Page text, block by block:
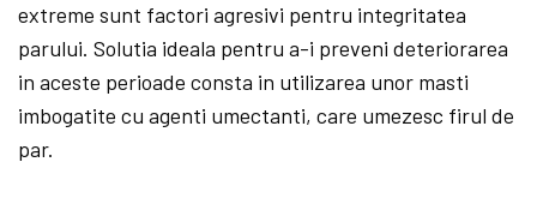
extreme sunt factori agresivi pentru integritatea
parului. Solutia ideala pentru a-i preveni deteriorarea
in aceste perioade consta in utilizarea unor masti
imbogatite cu agenti umectanti, care umezesc firul de
par.